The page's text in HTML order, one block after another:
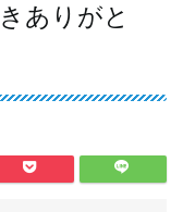
ありがと